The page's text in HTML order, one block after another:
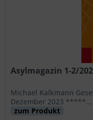
Asylmagazin 1-2/
Michael Kalkmann
Dezember 2023 *****...
zum Produkt